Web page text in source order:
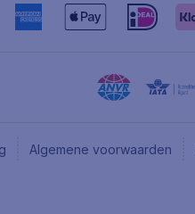
Algemene voorwaarden